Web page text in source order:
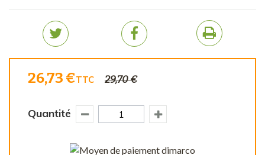
26,73 €TTC 29,70 €
Quantité